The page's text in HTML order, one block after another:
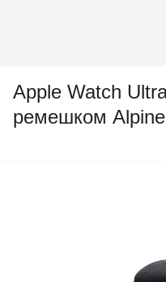
Apple Watch
ремешком Alpine